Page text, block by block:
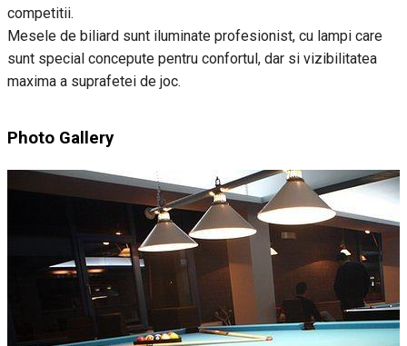
competitii.
Mesele de biliard sunt iluminate profesionist, cu lampi care
sunt special concepute pentru confortul, dar si vizibilitatea
maxima a suprafetei de joc.
Photo Gallery